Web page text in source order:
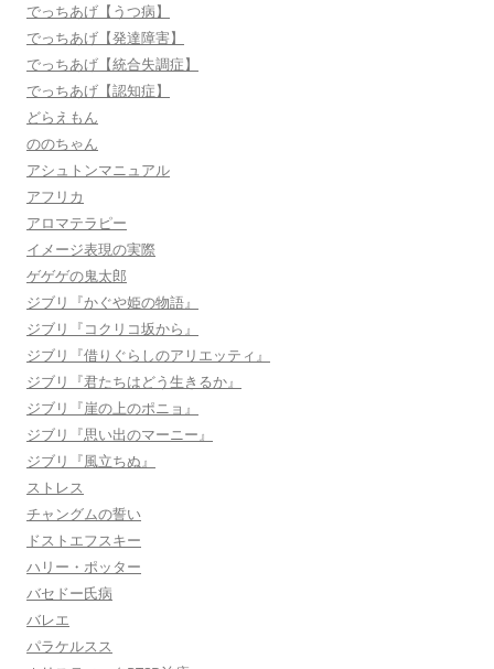
でっちあげ【うつ病】
でっちあげ【発達障害】
でっちあげ【統合失調症】
でっちあげ【認知症】
どらえもん
ののちゃん
アシュトンマニュアル
アフリカ
アロマテラピー
イメージ表現の実際
ゲゲゲの鬼太郎
ジブリ『かぐや姫の物語』
ジブリ『コクリコ坂から』
ジブリ『借りぐらしのアリエッティ』
ジブリ『君たちはどう生きるか』
ジブリ『崖の上のポニョ』
ジブリ『思い出のマーニー』
ジブリ『風立ちぬ』
ストレス
チャングムの誓い
ドストエフスキー
ハリー・ポッター
バセドー氏病
バレエ
パラケルスス